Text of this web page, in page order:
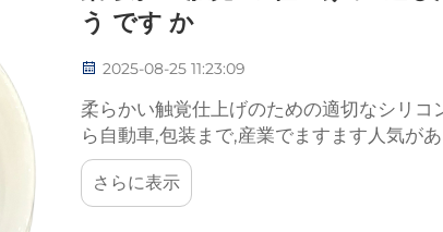
う です か
2025-08-25 11:23:09
柔らかい触覚仕上げのための適切なシリ
ら自動車,包装まで,産業でますます人気が
さらに表示